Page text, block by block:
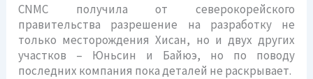
CNMC получила от северокорейского
правительства разрешение на разработку не
только месторождения Хисан, но и двух других
участков – Юньсин и Байюэ, но по поводу
последних компания пока деталей не раскрывает.